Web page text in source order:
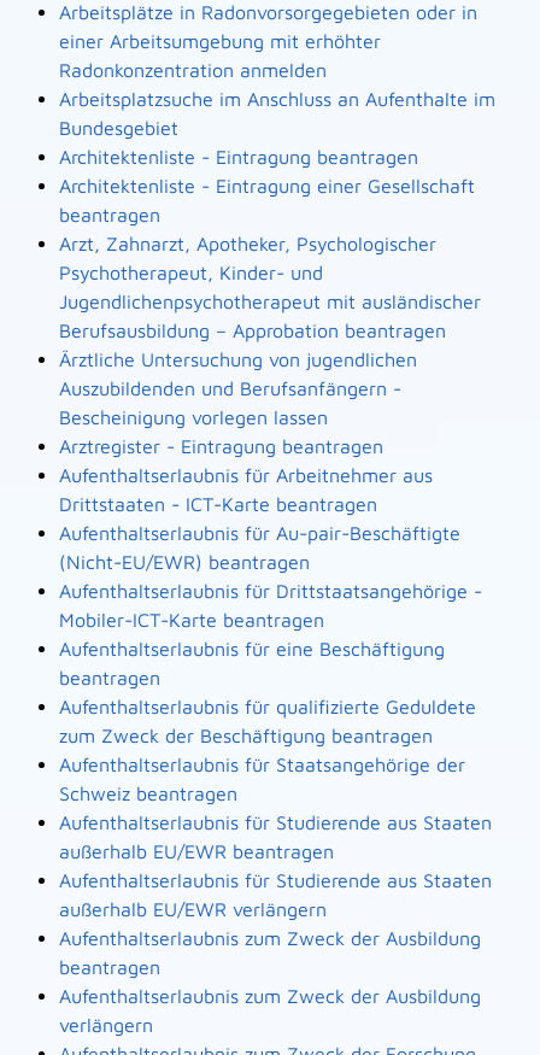
Arbeitsplätze in Radonvorsorgegebieten oder in
einer Arbeitsumgebung mit erhöhter
Radonkonzentration anmelden
Arbeitsplatzsuche im Anschluss an Aufenthalte im
Bundesgebiet
Architektenliste - Eintragung beantragen
Architektenliste - Eintragung einer Gesellschaft
beantragen
Arzt, Zahnarzt, Apotheker, Psychologischer
Psychotherapeut, Kinder- und
Jugendlichenpsychotherapeut mit ausländischer
Berufsausbildung – Approbation beantragen
Ärztliche Untersuchung von jugendlichen
Auszubildenden und Berufsanfängern -
Bescheinigung vorlegen lassen
Arztregister - Eintragung beantragen
Aufenthaltserlaubnis für Arbeitnehmer aus
Drittstaaten - ICT-Karte beantragen
Aufenthaltserlaubnis für Au-pair-Beschäftigte
(Nicht-EU/EWR) beantragen
Aufenthaltserlaubnis für Drittstaatsangehörige -
Mobiler-ICT-Karte beantragen
Aufenthaltserlaubnis für eine Beschäftigung
beantragen
Aufenthaltserlaubnis für qualifizierte Geduldete
zum Zweck der Beschäftigung beantragen
Aufenthaltserlaubnis für Staatsangehörige der
Schweiz beantragen
Aufenthaltserlaubnis für Studierende aus Staaten
außerhalb EU/EWR beantragen
Aufenthaltserlaubnis für Studierende aus Staaten
außerhalb EU/EWR verlängern
Aufenthaltserlaubnis zum Zweck der Ausbildung
beantragen
Aufenthaltserlaubnis zum Zweck der Ausbildung
verlängern